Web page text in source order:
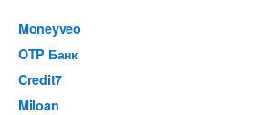
Moneyveo
OTP Банк
Credit7
Miloan